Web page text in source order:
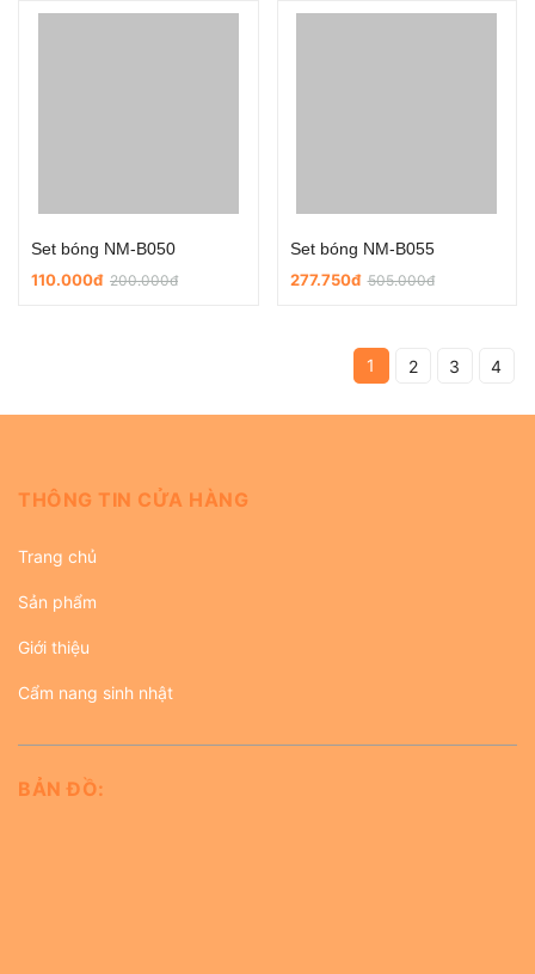
Set bóng NM-B050
110.000đ 200.000đ
Set bóng NM-B055
277.750đ505.000đ
1 2 3 4
THÔNG TIN CỬA HÀNG
Trang chủ
Sản phẩm
Giới thiệu
Cẩm nang sinh nhật
BẢN ĐỒ: